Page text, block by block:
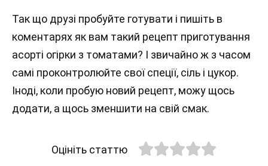
Так що друзі пробуйте готувати і пишіть в
коментарях як вам такий рецепт приготування
асорті огірки з томатами? І звичайно ж з часом
самі проконтролюйте свої спеції, сіль і цукор.
Іноді, коли пробую новий рецепт, можу щось
додати, а щось зменшити на свій смак.
Оцініть статтю